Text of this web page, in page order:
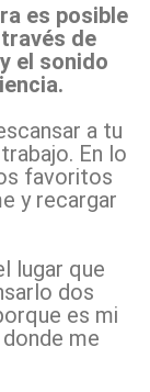
es posible
de
el sonido
a tu
En lo
favoritos
y recargar
lugar que
dos
es mi
me